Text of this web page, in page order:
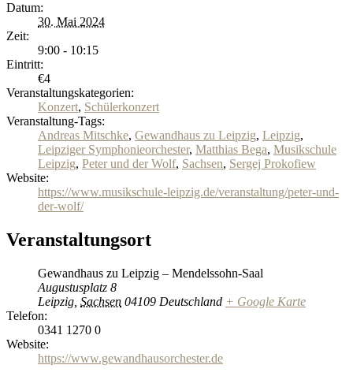
Datum:
30. Mai 2024
Zeit:
9:00 - 10:15
Eintritt:
€4
Veranstaltungskategorien:
Konzert, Schülerkonzert
Veranstaltung-Tags:
Andreas Mitschke, Gewandhaus zu Leipzig, Leipzig,
Leipziger Symphonieorchester, Matthias Bega, Musikschule
Leipzig, Peter und der Wolf, Sachsen, Sergej Prokofiew
Website:
https://www.musikschule-leipzig.de/veranstaltung/peter-und-
der-wolf/
Veranstaltungsort
Gewandhaus zu Leipzig – Mendelssohn-Saal
Augustusplatz 8
Leipzig Sachsen 04109 Deutschland + Google Karte
Telefon:
0341 1270 0
Website:
https://www.gewandhausorchester.de